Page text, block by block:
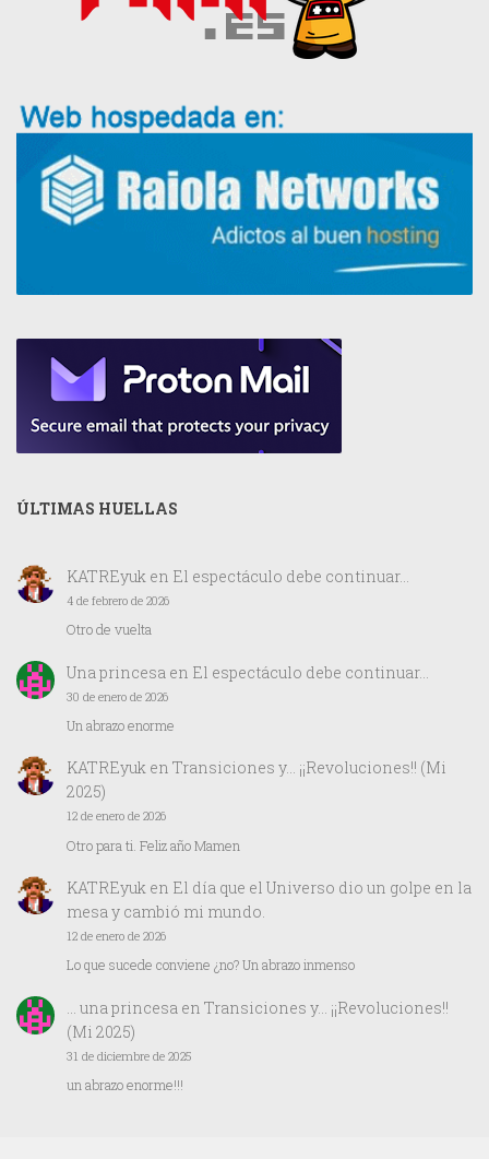
ÚLTIMAS HUELLAS
KATREyuken El espectáculo debe continuar…
4 de febrero de 2026
Otro de vuelta
Una princesa en El espectáculo debe continuar…
30 de enero de 2026
Un abrazo enorme
KATREyuken Transiciones y… ¡¡Revoluciones!! (Mi
2025)
12 de enero de 2026
Otro para ti. Feliz año Mamen
KATREyuken El día que el Universo dio un golpe en la
mesa y cambió mi mundo.
12 de enero de 2026
Lo que sucede conviene ¿no? Un abrazo inmenso
… una princesa en Transiciones y… ¡¡Revoluciones!!
(Mi 2025)
31 de diciembre de 2025
un abrazo enorme!!!